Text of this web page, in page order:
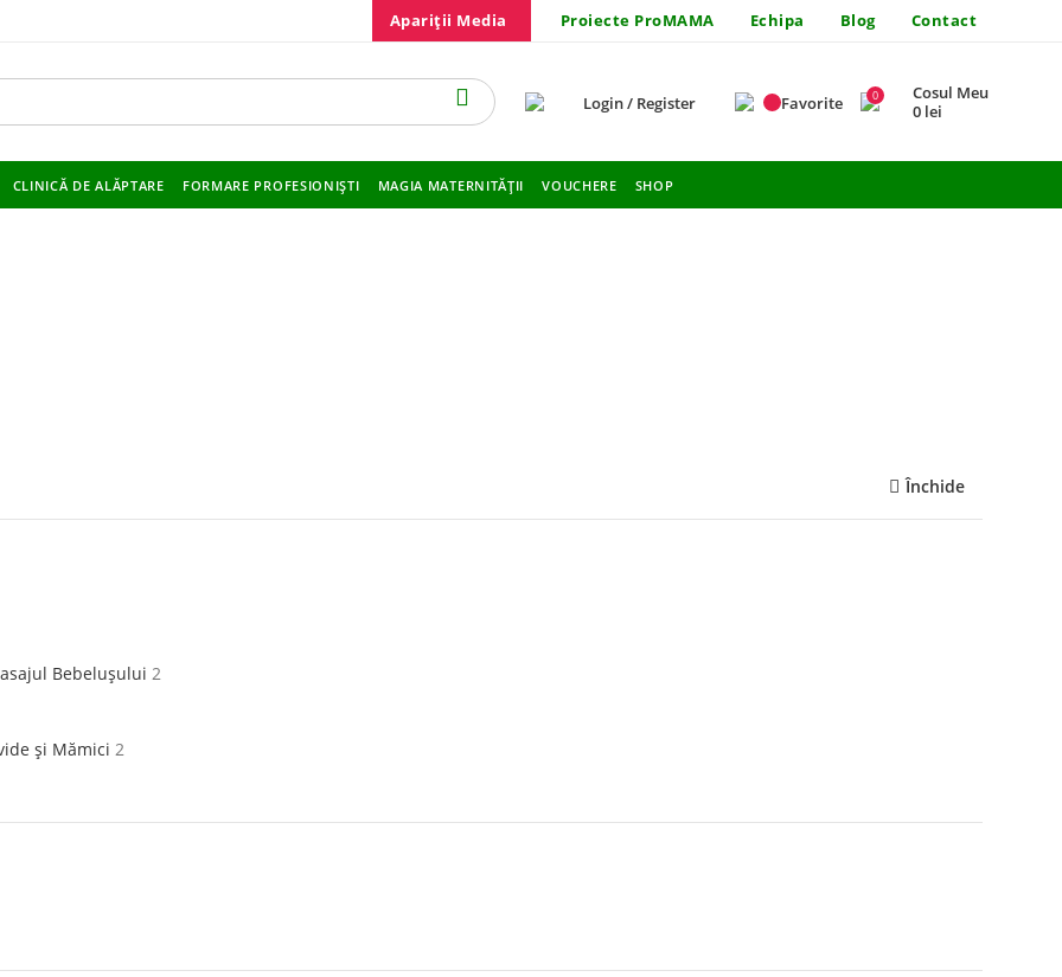
Apariții Media Proiecte ProMAMA Echipa Blog Contact
Login / Register Favorite 0
Cosul Meu
0 Lei
CLINICĂ DE ALĂPTARE FORMARE PROFESIONIȘTI MAGIA MATERNITĂȚII VOUCHERE SHOP
Închide
Bebelușului 2
și Mămici 2